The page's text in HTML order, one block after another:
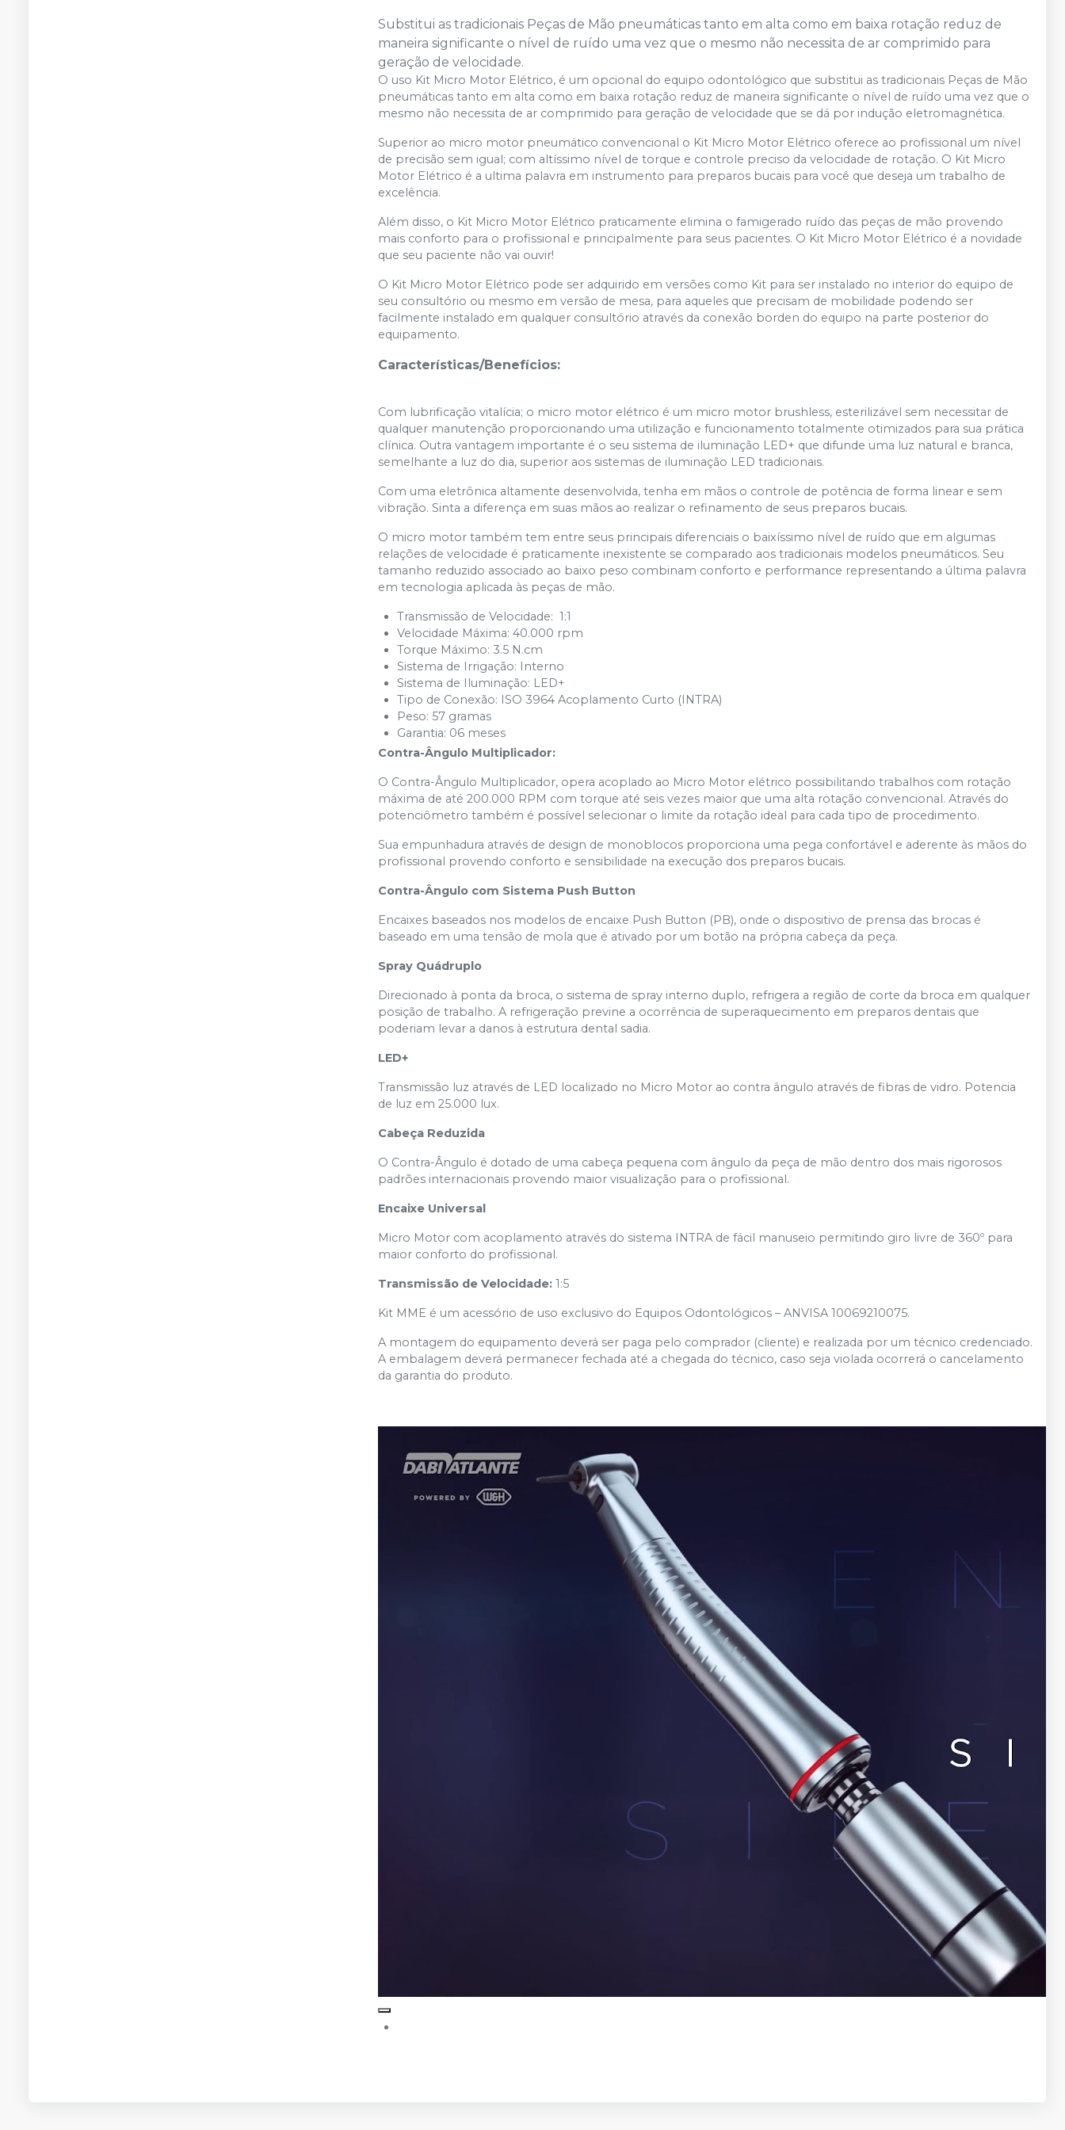
Substitui as tradicionais Peças de Mão pneumáticas tanto em alta como em baixa rotação reduz de
maneira significante o nível de ruído uma vez que o mesmo não necessita de ar comprimido para
geração de velocidade.
O uso Kit Micro Motor Elétrico, é um opcional do equipo odontológico que substitui as tradicionais Peças de Mão
pneumáticas tanto em alta como em baixa rotação reduz de maneira significante o nível de ruído uma vez que o
mesmo não necessita de ar comprimido para geração de velocidade que se dá por indução eletromagnética.
Superior ao micro motor pneumático convencional o Kit Micro Motor Elétrico oferece ao profissional um nível
de precisão sem igual; com altíssimo nível de torque e controle preciso da velocidade de rotação. O Kit Micro
Motor Elétrico é a ultima palavra em instrumento para preparos bucais para você que deseja um trabalho de
excelência.
Além disso, o Kit Micro Motor Elétrico praticamente elimina o famigerado ruído das peças de mão provendo
mais conforto para o profissional e principalmente para seus pacientes. O Kit Micro Motor Elétrico é a novidade
que seu paciente não vai ouvir!
O Kit Micro Motor Elétrico pode ser adquirido em versões como Kit para ser instalado no interior do equipo de
seu consultório ou mesmo em versão de mesa, para aqueles que precisam de mobilidade podendo ser
facilmente instalado em qualquer consultório através da conexão borden do equipo na parte posterior do
equipamento.
Características/Benefícios:
Com lubrificação vitalícia; o micro motor elétrico é um micro motor brushless, esterilizável sem necessitar de
qualquer manutenção proporcionando uma utilização e funcionamento totalmente otimizados para sua prática
clínica. Outra vantagem importante é o seu sistema de iluminação LED+ que difunde uma luz natural e branca,
semelhante a luz do dia, superior aos sistemas de iluminação LED tradicionais.
Com uma eletrônica altamente desenvolvida, tenha em mãos o controle de potência de forma linear e sem
vibração. Sinta a diferença em suas mãos ao realizar o refinamento de seus preparos bucais.
O micro motor também tem entre seus principais diferenciais o baixíssimo nível de ruído que em algumas
relações de velocidade é praticamente inexistente se comparado aos tradicionais modelos pneumáticos. Seu
tamanho reduzido associado ao baixo peso combinam conforto e performance representando a última palavra
em tecnologia aplicada às peças de mão.
Transmissão de Velocidade: 1:1
Velocidade Máxima: 40.000 rpm
Torque Máximo: 3.5 N.cm
Sistema de Irrigação: Interno
Sistema de Iluminação: LED+
Tipo de Conexão: ISO 3964 Acoplamento Curto (INTRA)
Peso: 57 gramas
Garantia: 06 meses
Contra-Ângulo Multiplicador:
O Contra-Ângulo Multiplicador, opera acoplado ao Micro Motor elétrico possibilitando trabalhos com rotação
máxima de até 200.000 RPM com torque até seis vezes maior que uma alta rotação convencional. Através do
potenciômetro também é possível selecionar o limite da rotação ideal para cada tipo de procedimento.
Sua empunhadura através de design de monoblocos proporciona uma pega confortável e aderente às mãos do
profissional provendo conforto e sensibilidade na execução dos preparos bucais.
Contra-Ângulo com Sistema Push Button
Encaixes baseados nos modelos de encaixe Push Button (PB), onde o dispositivo de prensa das brocas é
baseado em uma tensão de mola que é ativado por um botão na própria cabeça da peça.
Spray Quádruplo
Direcionado à ponta da broca, o sistema de spray interno duplo, refrigera a região de corte da broca em qualquer
posição de trabalho. A refrigeração previne a ocorrência de superaquecimento em preparos dentais que
poderiam levar a danos à estrutura dental sadia.
LED+
Transmissão luz através de LED localizado no Micro Motor ao contra ângulo através de fibras de vidro. Potencia
de luz em 25.000 lux.
Cabeça Reduzida
O Contra-Ângulo é dotado de uma cabeça pequena com ângulo da peça de mão dentro dos mais rigorosos
padrões internacionais provendo maior visualização para o profissional.
Encaixe Universal
Micro Motor com acoplamento através do sistema INTRA de fácil manuseio permitindo giro livre de 360º para
maior conforto do profissional.
Transmissão de Velocidade: 1:5
Kit MME é um acessório de uso exclusivo do Equipos Odontológicos – ANVISA 10069210075.
A montagem do equipamento deverá ser paga pelo comprador (cliente) e realizada por um técnico credenciado.
A embalagem deverá permanecer fechada até a chegada do técnico, caso seja violada ocorrerá o cancelamento
da garantia do produto.